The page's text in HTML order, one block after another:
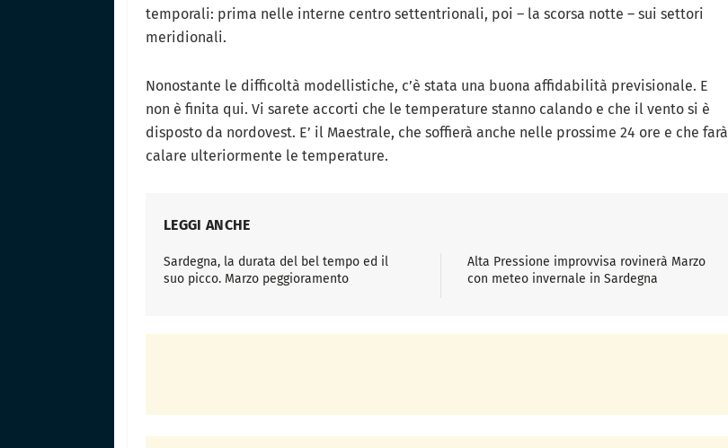
temporali: prima nelle interne centro settentrionali, poi – la scorsa notte – sui settori
meridionali.
Nonostante le difficoltà modellistiche, c’è stata una buona affidabilità previsionale. E
non è finita qui. Vi sarete accorti che le temperature stanno calando e che il vento si è
disposto da nordovest. E’ il Maestrale, che soffierà anche nelle prossime 24 ore e che farà
calare ulteriormente le temperature.
LEGGI ANCHE
Sardegna, la durata del bel tempo ed il
suo picco. Marzo peggioramento
Alta Pressione improvvisa rovinerà Marzo
con meteo invernale in Sardegna